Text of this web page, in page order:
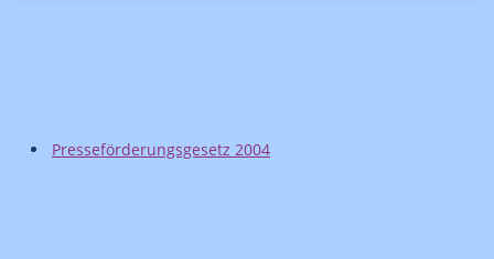
Presseförderungsgesetz 2004